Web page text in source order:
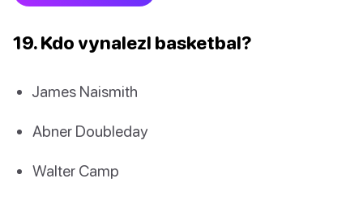
19. Kdo vynalezl basketbal?
James Naismith
Abner Doubleday
Walter Camp